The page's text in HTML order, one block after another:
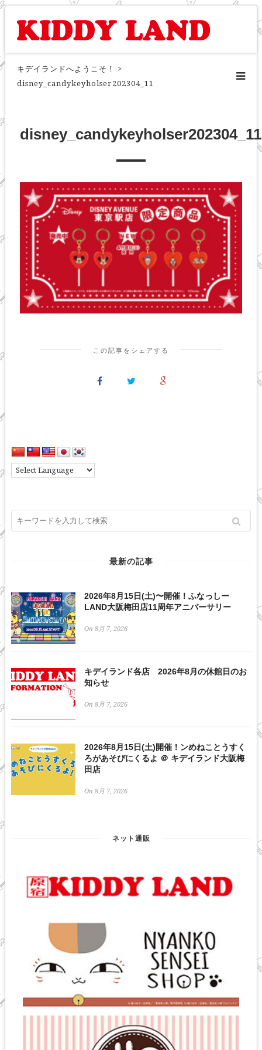
キデイランドへようこそ！
>
disney_candykeyholser202304_11
disney_candykeyholser202304_11
この記事をシェアする
最新の記事
2026年8月15日(土)〜開催！ふなっしー
LAND大阪梅田店11周年アニバーサリー
On 8月 7, 2026
キデイランド各店 2026年8月の休館日のお
知らせ
On 8月 7, 2026
2026年8月15日(土)開催！ンめねことうすく
ろがあそびにくるよ ＠ キデイランド大阪梅
田店
On 8月 7, 2026
ネット通販